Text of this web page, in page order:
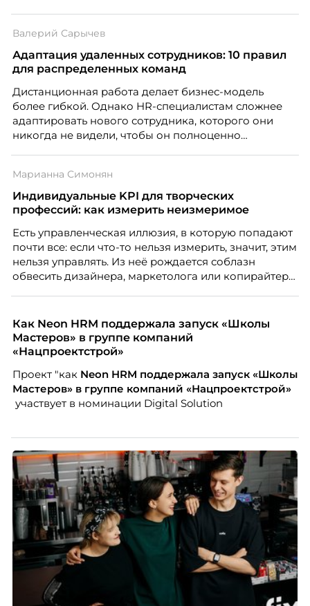
повысить эффективность сотрудников, ускорить
процессы, сохранить качество поддержки и
масштабироваться без роста команды. Так и
Skillbox.
Валерий Сарычев
Адаптация удаленных сотрудников: 10 правил
для распределенных команд
Дистанционная работа делает бизнес-модель
более гибкой. Однако HR-специалистам сложнее
адаптировать нового сотрудника, которого они
никогда не видели, чтобы он полноценно
Марианна Симонян
Индивидуальные KPI для творческих
профессий: как измерить неизмеримое
Есть управленческая иллюзия, в которую попадают
почти все: если что-то нельзя измерить, значит, этим
нельзя управлять. Из неё рождается соблазн
обвесить дизайнера, маркетолога или копирайтера
Проблема в том, что так мы измеряем не ценность,
а движение. А творческая работа — это тот редкий
случай, где движение и результат могут не
Как Neon HRM поддержала запуск «Школы
Мастеров» в группе компаний
«Нацпроектстрой»
Проект "какNeon HRM поддержала запуск «Школы
Мастеров» в группе компаний «Нацпроектстрой»
участвует в номинации Digital Solution